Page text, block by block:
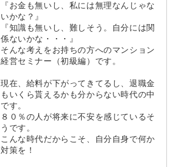
『お金も無いし、私には無理なんじゃな
いかな？』
『知識も無いし、難しそう。自分には関
係ないかな・・・』
そんな考えをお持ちの方へのマンション
経営セミナー（初級編）です。
現在、給料が下がってきてるし、退職金
もいくら貰えるかも分からない時代の中
です。
８０％の人が将来に不安を感じているそ
うです。
こんな時代だからこそ、自分自身で何か
対策を！